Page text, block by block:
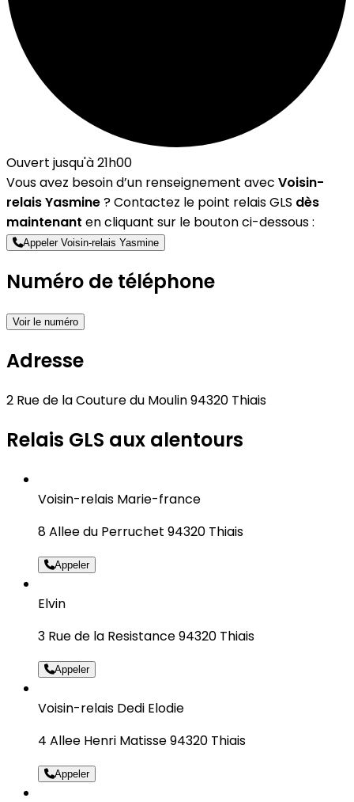
Ouvert jusqu'à 21h00
Vous avez besoin d’un renseignement avec Voisin-
relais Yasmine? Contactez le point relais GLS dès
maintenant en cliquant sur le bouton ci-dessous :
Appeler Voisin-relais Yasmine
Numéro de téléphone
Voir le numéro
Adresse
2 Rue de la Couture du Moulin 94320 Thiais
Relais GLS aux alentours
Voisin-relais Marie-france
8 Allee du Perruchet 94320 Thiais
Appeler
Elvin
3 Rue de la Resistance 94320 Thiais
Appeler
Voisin-relais Dedi Elodie
4 Allee Henri Matisse 94320 Thiais
Appeler